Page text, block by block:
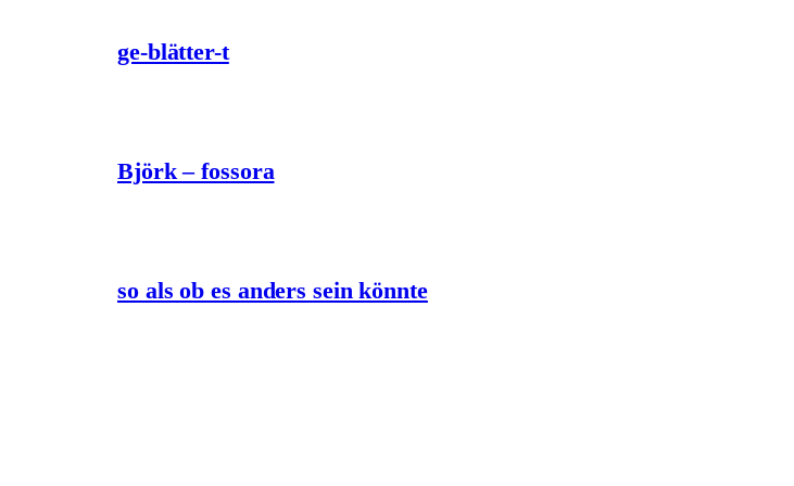
ge-blätter-t
Björk – fossora
so als ob es anders sein könnte